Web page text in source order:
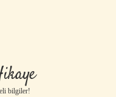
bilgiler!